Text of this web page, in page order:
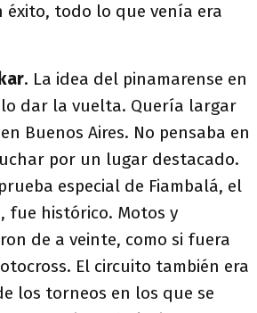
éxito, todo lo que venía era
. La idea del pinamarense en
dar la vuelta. Quería largar
Buenos Aires. No pensaba en
por un lugar destacado.
especial de Fiambalá, el
fue histórico. Motos y
de a veinte, como si fuera
El circuito también era
los torneos en los que se